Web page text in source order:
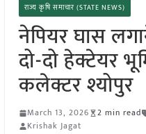
राज्य कृषि समाचार (STATE NEWS)
नेपियर घास
दो-दो हेक्टेयर
कलेक्टर श्योपुर
March 13, 2026 2 min read
Krishak Jagat